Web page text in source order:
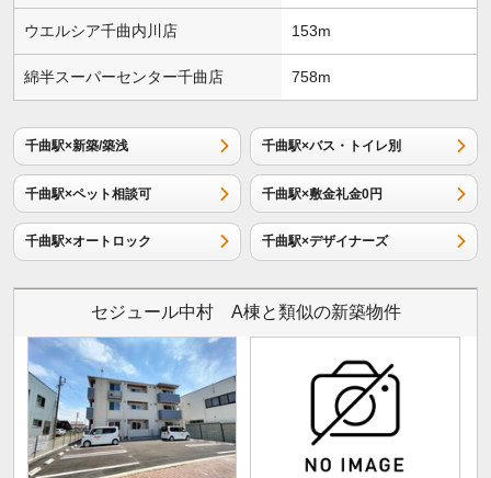
ウエルシア千曲内川店 153m
綿半スーパーセンター千曲店 758m
千曲駅×新築/築浅 千曲駅×バス・トイレ別
千曲駅×ペット相談可 千曲駅×敷金礼金0円
千曲駅×オートロック 千曲駅×デザイナーズ
セジュール中村 A棟と類似の新築物件